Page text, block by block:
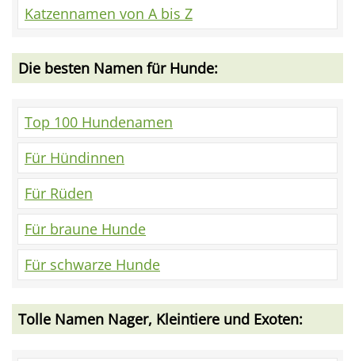
Katzennamen von A bis Z
Die besten Namen für Hunde:
Top 100 Hundenamen
Für Hündinnen
Für Rüden
Für braune Hunde
Für schwarze Hunde
Tolle Namen Nager, Kleintiere und Exoten: